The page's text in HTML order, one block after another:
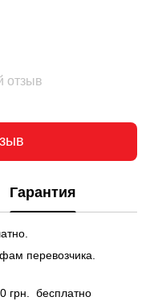
отзыв
Гарантия
перевозчика.
грн. бесплатно